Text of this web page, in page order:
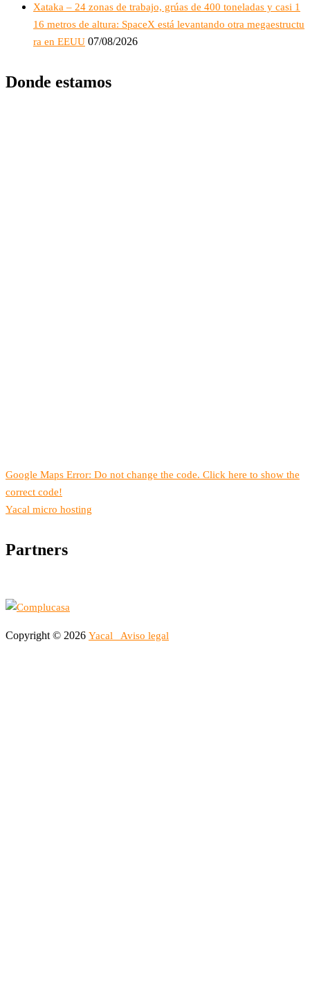
Xataka – 24 zonas de trabajo, grúas de 400 toneladas y casi 1
16 metros de altura: SpaceX está levantando otra megaestructu
ra en EEUU 07/08/2026
Donde estamos
Google Maps Error: Do not change the code. Click here to show the
correct code!
Yacal micro hosting
Partners
Copyright © 2026 Yacal Aviso legal